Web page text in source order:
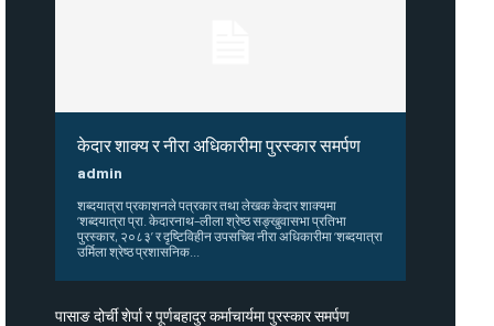
केदार शाक्य र नीरा अधिकारीमा पुरस्कार समर्पण
admin
शब्दयात्रा प्रकाशनले पत्रकार तथा लेखक केदार शाक्यमा
‘शब्दयात्रा प्रा. केदारनाथ–लीला श्रेष्ठ सङ्खुवासभा प्रतिभा
पुरस्कार, २०८३’ र दृष्टिविहीन उपसचिव नीरा अधिकारीमा ‘शब्दयात्रा
उर्मिला श्रेष्ठ प्रशासनिक...
पासाङ दोर्ची शेर्पा र पूर्णबहादुर कर्माचार्यमा पुरस्कार समर्पण